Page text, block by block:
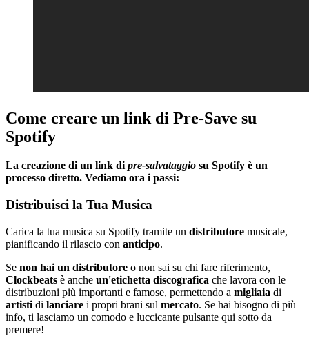
Come creare un link di Pre-Save su
Spotify
La creazione di un link dipre-salvataggio su Spotify è un
processo diretto. Vediamo ora i passi:
Distribuisci la Tua Musica
Carica la tua musica su Spotify tramite un distributore musicale,
pianificando il rilascio con anticipo.
Se non hai un distributore o non sai su chi fare riferimento,
Clockbeats è anche un'etichetta discografica che lavora con le
distribuzioni più importanti e famose, permettendo a migliaia di
artisti di lanciare i propri brani sul mercato. Se hai bisogno di più
info, ti lasciamo un comodo e luccicante pulsante qui sotto da
premere!